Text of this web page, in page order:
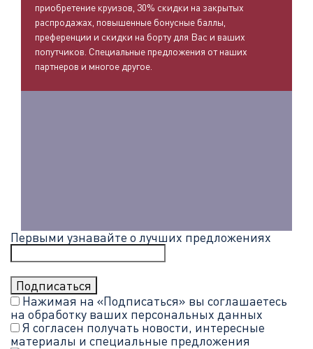
приобретение круизов, 30% скидки на закрытых
распродажах, повышенные бонусные баллы,
преференции и скидки на борту для Вас и ваших
попутчиков. Специальные предложения от наших
партнеров и многое другое.
Первыми узнавайте о лучших предложениях
Нажимая на «Подписаться» вы соглашаетесь
на обработку ваших персональных данных
Я согласен получать новости, интересные
материалы и специальные предложения